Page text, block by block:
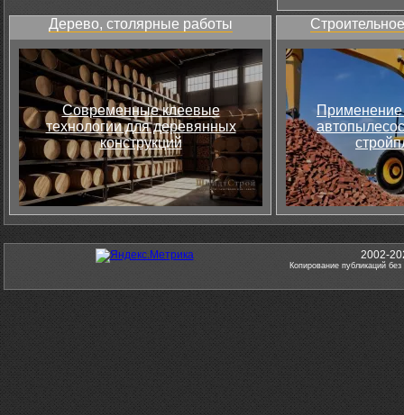
Дерево, столярные работы
Современные клеевые
технологии для деревянных
конструкций
Применение
2002-
Копирование публикаций